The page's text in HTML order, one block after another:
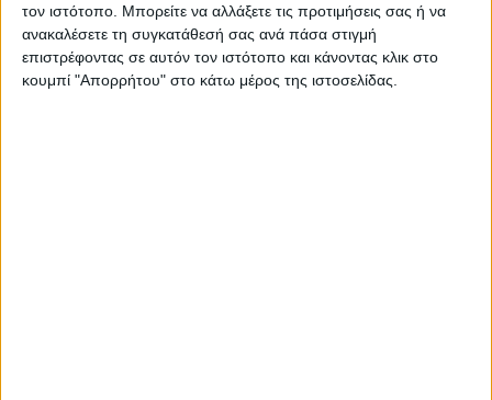
τον ιστότοπο. Μπορείτε να αλλάξετε τις προτιμήσεις σας ή να
ανακαλέσετε τη συγκατάθεσή σας ανά πάσα στιγμή
επιστρέφοντας σε αυτόν τον ιστότοπο και κάνοντας κλικ στο
κουμπί "Απορρήτου" στο κάτω μέρος της ιστοσελίδας.
το INTERNET με καθημερινά προβλήματα
στη συνταγογράφηση καθώς επίσης και
στις ηλεκτρικές εγκαταστάσεις του κτιρίου